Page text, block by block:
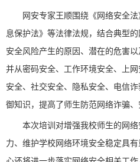
网安专家 王顺围绕 《网络安全
息保护法》 等法律法规，结合典型
安全风险产生的原因、潜在的危害
并从密码安全、 工作环境安全、 上
安全、 社交安全、 隐私安全、 电信
御知识，提高 了师生防范网络诈骗
本次培训对增强我校师生的网
力、维护学校网络环境安全稳定具有